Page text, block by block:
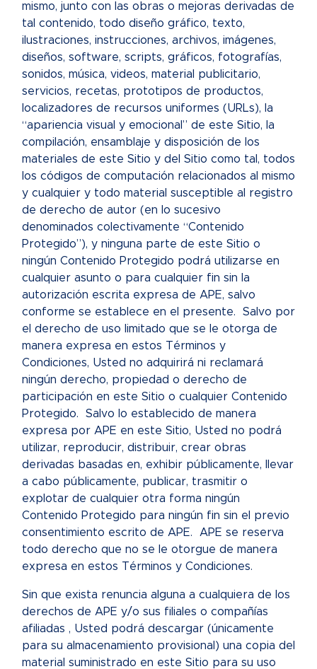
mismo, junto con las obras o mejoras derivadas de
tal contenido, todo diseño gráfico, texto,
ilustraciones, instrucciones, archivos, imágenes,
diseños, software, scripts, gráficos, fotografías,
sonidos, música, videos, material publicitario,
servicios, recetas, prototipos de productos,
localizadores de recursos uniformes (URLs), la
“apariencia visual y emocional” de este Sitio, la
compilación, ensamblaje y disposición de los
materiales de este Sitio y del Sitio como tal, todos
los códigos de computación relacionados al mismo
y cualquier y todo material susceptible al registro
de derecho de autor (en lo sucesivo
denominados colectivamente “Contenido
Protegido”), y ninguna parte de este Sitio o
ningún Contenido Protegido podrá utilizarse en
cualquier asunto o para cualquier fin sin la
autorización escrita expresa de APE, salvo
conforme se establece en el presente. Salvo por
el derecho de uso limitado que se le otorga de
manera expresa en estos Términos y
Condiciones, Usted no adquirirá ni reclamará
ningún derecho, propiedad o derecho de
participación en este Sitio o cualquier Contenido
Protegido. Salvo lo establecido de manera
expresa por APE en este Sitio, Usted no podrá
utilizar, reproducir, distribuir, crear obras
derivadas basadas en, exhibir públicamente, llevar
a cabo públicamente, publicar, trasmitir o
explotar de cualquier otra forma ningún
Contenido Protegido para ningún fin sin el previo
consentimiento escrito de APE. APE se reserva
todo derecho que no se le otorgue de manera
expresa en estos Términos y Condiciones.
Sin que exista renuncia alguna a cualquiera de los
derechos de APE y/o sus filiales o compañías
afiliadas , Usted podrá descargar (únicamente
para su almacenamiento provisional) una copia del
material suministrado en este Sitio para su uso